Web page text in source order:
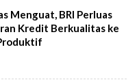
Menguat, BRI Perluas
Kredit Berkualitas ke